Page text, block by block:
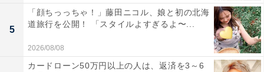
5
「顔ちっっちゃ！」藤田ニコル、娘と初の北海
道旅行を公開！ 「スタイルよすぎるよ〜...
2026/08/08
カードローン50万円以上の人は、返済を3～6